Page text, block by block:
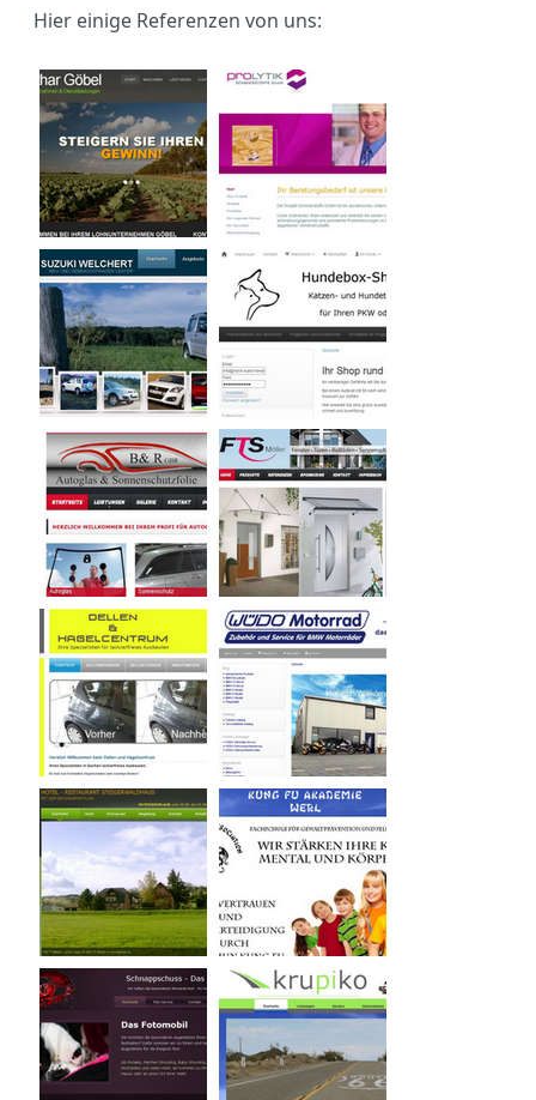
Hier einige Referenzen von uns: